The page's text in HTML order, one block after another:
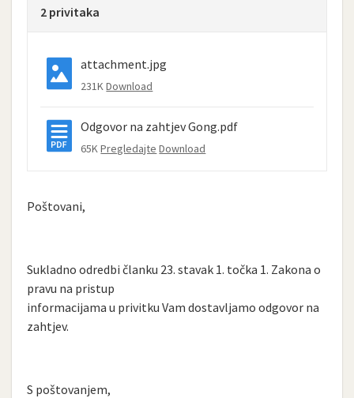
2 privitaka
attachment.jpg
231KDownload
Odgovor na zahtjev Gong.pdf
65KPregledajte Download
Poštovani,
Sukladno odredbi članku 23. stavak 1. točka 1. Zakona o
pravu na pristup
informacijama u privitku Vam dostavljamo odgovor na
zahtjev.
S poštovanjem,